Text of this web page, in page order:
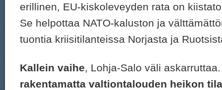
erillinen, EU-kiskoleveyden rata on
Se helpottaa NATO-kaluston ja
tuontia kriisitilanteissa Norjasta ja
Kallein vaihe, Lohja-Salo väli
rakentamatta valtiontalouden heikon